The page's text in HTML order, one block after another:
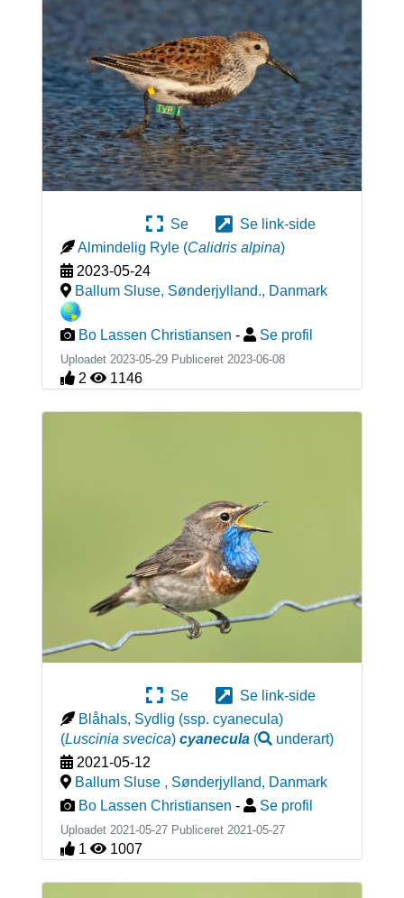
Se
Se link-side
Almindelig Ryle (Calidris alpina)
2023-05-24
Ballum Sluse, Sønderjylland., Danmark
Bo Lassen Christiansen - Se profil
Uploadet 2023-05-29 Publiceret 2023-06-08
2 1146
Se
Se link-side
Blåhals, Sydlig (ssp. cyanecula)
(Luscinia svecica) cyanecula( underart)
2021-05-12
Ballum Sluse , Sønderjylland, Danmark
Bo Lassen Christiansen - Se profil
Uploadet 2021-05-27 Publiceret 2021-05-27
1 1007